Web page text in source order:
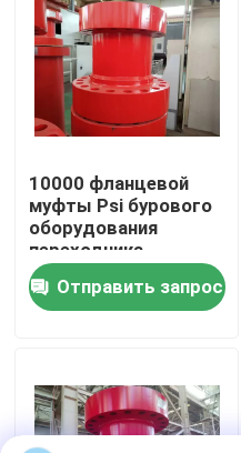
Наша фабрика
контроль качества
Новости
Все случаи
Вкладыш насоса грязи
10000 фланцевой
муфты Psi бурового
оборудования
переходника
двойного обитого
Отправить запрос